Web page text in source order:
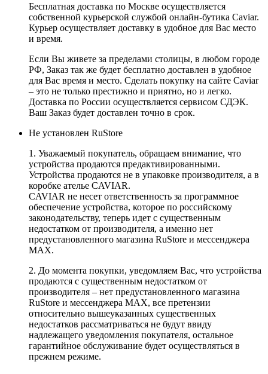
Бесплатная доставка по Москве осуществляется
собственной курьерской службой онлайн-бутика Caviar.
Курьер осуществляет доставку в удобное для Вас место
и время.
Если Вы живете за пределами столицы, в любом городе
РФ, Заказ так же будет бесплатно доставлен в удобное
для Вас время и место. Сделать покупку на сайте Caviar
– это не только престижно и приятно, но и легко.
Доставка по России осуществляется сервисом СДЭК.
Ваш Заказ будет доставлен точно в срок.
Не установлен RuStore
1. Уважаемый покупатель, обращаем внимание, что
устройства продаются предактивированными.
Устройства продаются не в упаковке производителя, а в
коробке ателье CAVIAR.
CAVIAR не несет ответственность за программное
обеспечение устройства, которое по российскому
законодательству, теперь идет с существенным
недостатком от производителя, а именно нет
предустановленного магазина RuStore и мессенджера
MAX.
2. До момента покупки, уведомляем Вас, что устройства
продаются с существенным недостатком от
производителя – нет предустановленного магазина
RuStore и мессенджера MAX, все претензии
относительно вышеуказанных существенных
недостатков рассматриваться не будут ввиду
надлежащего уведомления покупателя, остальное
гарантийное обслуживание будет осуществляться в
прежнем режиме.